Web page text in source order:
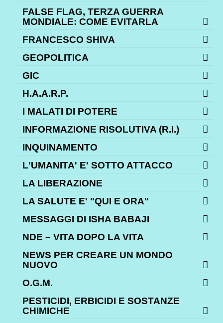
FALSE FLAG, TERZA GUERRA
MONDIALE: COME EVITARLA
FRANCESCO SHIVA
GEOPOLITICA
GIC
H.A.A.R.P.
I MALATI DI POTERE
INFORMAZIONE RISOLUTIVA (R.I.)
INQUINAMENTO
L'UMANITA' E' SOTTO ATTACCO
LA LIBERAZIONE
LA SALUTE E' "QUI E ORA"
MESSAGGI DI ISHA BABAJI
NDE – VITA DOPO LA VITA
NEWS PER CREARE UN MONDO
NUOVO
O.G.M.
PESTICIDI, ERBICIDI E SOSTANZE
CHIMICHE